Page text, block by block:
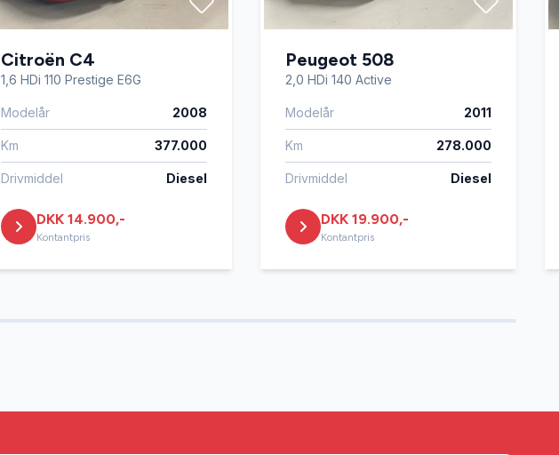
Citroën C4
1,6 HDi 110 Prestige E6G
Modelår 2008
Km 377.000
Drivmiddel Diesel
DKK 14.900,-
Kontantpris
Peugeot 508
2,0 HDi 140 Active
Modelår 2011
Km 278.000
Drivmiddel Diesel
DKK 19.900,-
Kontantpris